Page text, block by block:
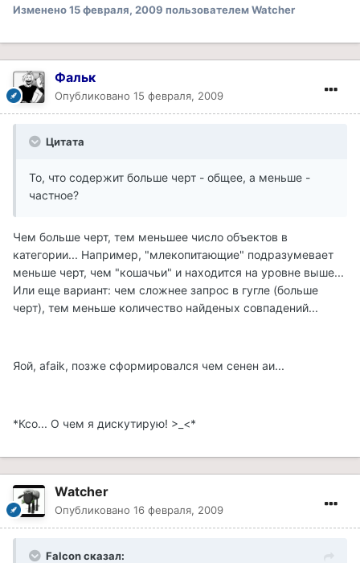
Изменено15 февраля, 2009 пользователем Watcher
Фальк
Опубликовано 15 февраля, 2009
Цитата
То, что содержит больше черт - общее, а меньше -
частное?
Чем больше черт, тем меньшее число объектов в
категории... Например, "млекопитающие" подразумевает
меньше черт, чем "кошачьи" и находится на уровне выше...
Или еще вариант: чем сложнее запрос в гугле (больше
черт), тем меньше количество найденых совпадений...
Яой, afaik, позже сформировался чем сенен аи...
*Ксо... О чем я дискутирую! >_<*
Watcher
Опубликовано 16 февраля, 2009
Falcon сказал: